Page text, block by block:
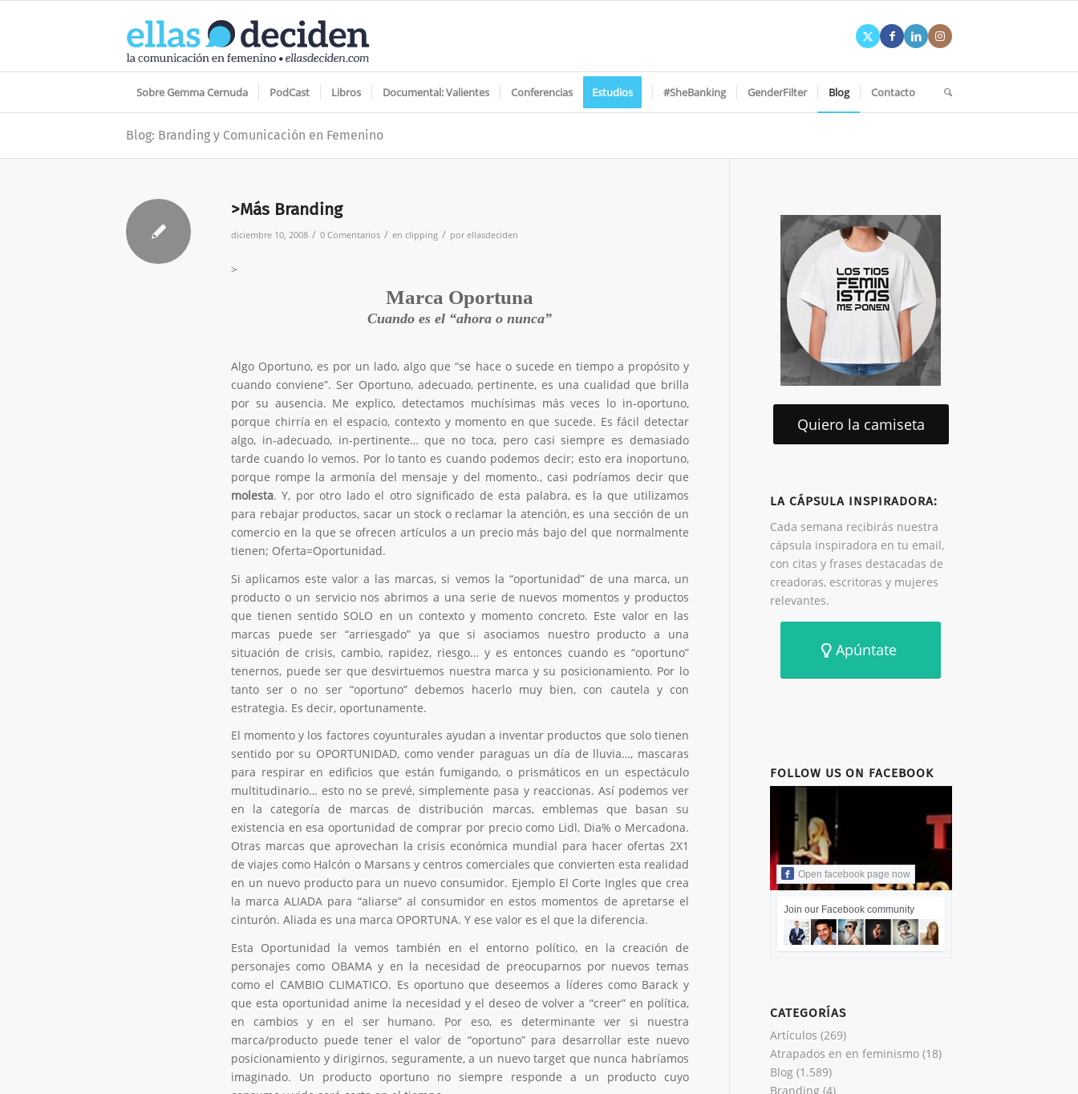
Sobre Gemma Cernuda PodCast Libros Documental: Valientes Conferencias Estudios #SheBanking GenderFilter Blog Contacto
Blog: Branding y Comunicación en Femenino
>Más Branding
diciembre 10, 2008 / 0 Comentarios / en clipping / porellasdeciden
>
Marca Oportuna
Cuando es el “ahora o nunca”
Algo Oportuno, es por un lado, algo que “se hace o sucede en tiempo a propósito y
cuando conviene”. Ser Oportuno, adecuado, pertinente, es una cualidad que brilla
por su ausencia. Me explico, detectamos muchísimas más veces lo in-oportuno,
porque chirría en el espacio, contexto y momento en que sucede. Es fácil detectar
algo, in-adecuado, in-pertinente… que no toca, pero casi siempre es demasiado
tarde cuando lo vemos. Por lo tanto es cuando podemos decir; esto era inoportuno,
porque rompe la armonía del mensaje y del momento., casi podríamos decir que
molesta. Y, por otro lado el otro significado de esta palabra, es la que utilizamos
para rebajar productos, sacar un stock o reclamar la atención, es una sección de un
comercio en la que se ofrecen artículos a un precio más bajo del que normalmente
tienen; Oferta=Oportunidad.
Si aplicamos este valor a las marcas, si vemos la “oportunidad” de una marca, un
producto o un servicio nos abrimos a una serie de nuevos momentos y productos
que tienen sentido SOLO en un contexto y momento concreto. Este valor en las
marcas puede ser “arriesgado” ya que si asociamos nuestro producto a una
situación de crisis, cambio, rapidez, riesgo… y es entonces cuando es “oportuno”
tenernos, puede ser que desvirtuemos nuestra marca y su posicionamiento. Por lo
tanto ser o no ser “oportuno” debemos hacerlo muy bien, con cautela y con
estrategia. Es decir, oportunamente.
El momento y los factores coyunturales ayudan a inventar productos que solo tienen
sentido por su OPORTUNIDAD, como vender paraguas un día de lluvia…, mascaras
para respirar en edificios que están fumigando, o prismáticos en un espectáculo
multitudinario… esto no se prevé, simplemente pasa y reaccionas. Así podemos ver
en la categoría de marcas de distribución marcas, emblemas que basan su
existencia en esa oportunidad de comprar por precio como Lidl, Dia% o Mercadona.
Otras marcas que aprovechan la crisis económica mundial para hacer ofertas 2X1
de viajes como Halcón o Marsans y centros comerciales que convierten esta realidad
en un nuevo producto para un nuevo consumidor. Ejemplo El Corte Ingles que crea
la marca ALIADA para “aliarse” al consumidor en estos momentos de apretarse el
cinturón. Aliada es una marca OPORTUNA. Y ese valor es el que la diferencia.
Esta Oportunidad la vemos también en el entorno político, en la creación de
personajes como OBAMA y en la necesidad de preocuparnos por nuevos temas
como el CAMBIO CLIMATICO. Es oportuno que deseemos a líderes como Barack y
que esta oportunidad anime la necesidad y el deseo de volver a “creer” en política,
en cambios y en el ser humano. Por eso, es determinante ver si nuestra
marca/producto puede tener el valor de “oportuno” para desarrollar este nuevo
posicionamiento y dirigirnos, seguramente, a un nuevo target que nunca habríamos
imaginado. Un producto oportuno no siempre responde a un producto cuyo
Quiero la camiseta
LA CÁPSULA INSPIRADORA:
Cada semana recibirás nuestra
cápsula inspiradora en tu email,
con citas y frases destacadas de
creadoras, escritoras y mujeres
relevantes.
Apúntate
FOLLOW US ON FACEBOOK
Open facebook page now
Join our Facebook community
CATEGORÍAS
Artículos (269)
Atrapados en en feminismo(18)
Blog(1.589)
Branding(4)